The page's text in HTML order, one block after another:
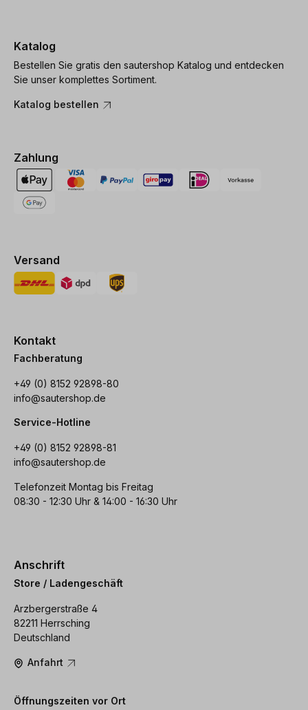
Katalog
Bestellen Sie gratis den sautershop Katalog und entdecken
Sie unser komplettes Sortiment.
Katalog bestellen
Zahlung
Versand
Kontakt
Fachberatung
+49 (0) 8152 92898-80
info@sautershop.de
Service-Hotline
+49 (0) 8152 92898-81
info@sautershop.de
Telefonzeit Montag bis Freitag
08:30 - 12:30 Uhr & 14:00 - 16:30 Uhr
Anschrift
Store / Ladengeschäft
Arzbergerstraße 4
82211 Herrsching
Deutschland
Anfahrt
Öffnungszeiten vor Ort